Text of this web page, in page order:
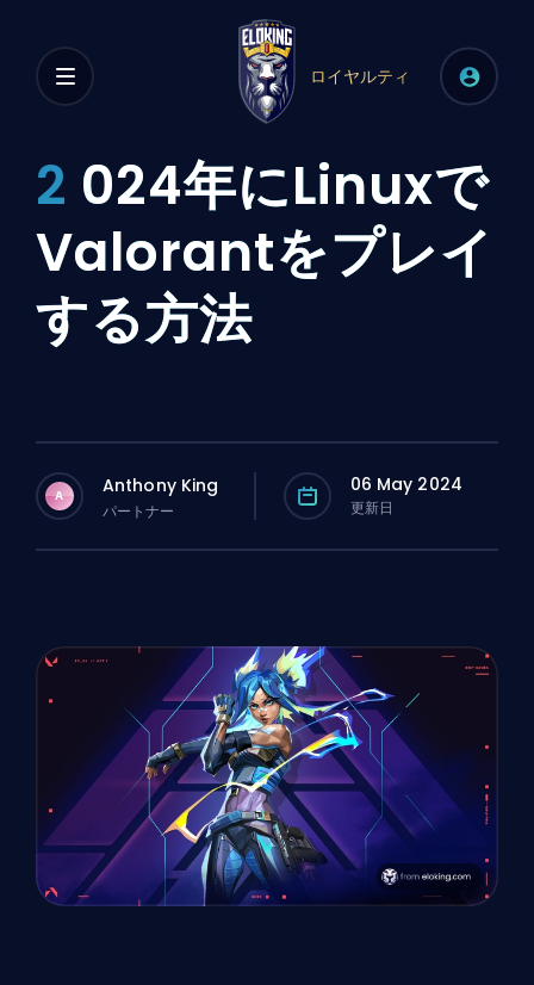
ロイヤルティ
2 024年にLinuxで
Valorantをプレイ
する方法
A Anthony King
パートナー
06 May 2024
更新日